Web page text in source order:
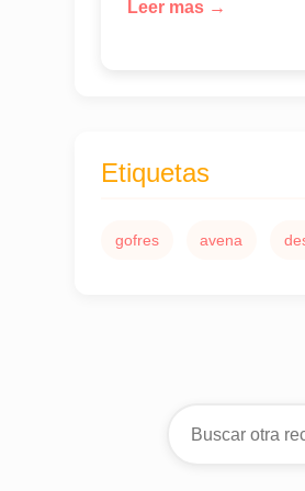
Leer mas →
Etiquetas
gofres avena